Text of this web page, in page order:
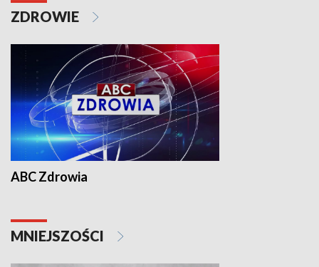
ZDROWIE
ABC Zdrowia
MNIEJSZOŚCI